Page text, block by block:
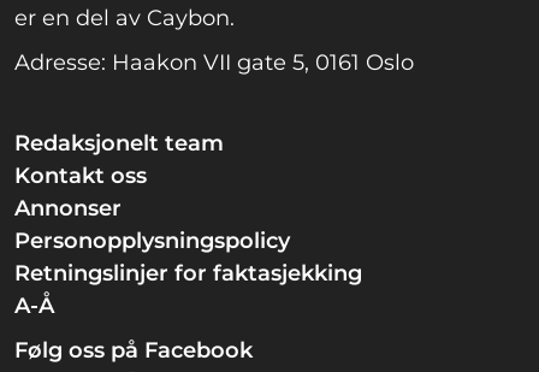
er en del av Caybon.
Adresse: Haakon VII gate 5, 0161 Oslo
Redaksjonelt team
Kontakt oss
Annonser
Personopplysningspolicy
Retningslinjer for faktasjekking
A-Å
Følg oss på Facebook